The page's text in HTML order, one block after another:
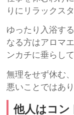
りにリラックス
ゆったり入浴す
なる方はアロマ
ンカチに垂らし
無理をせず休む
悪いことではあ
他人はコン